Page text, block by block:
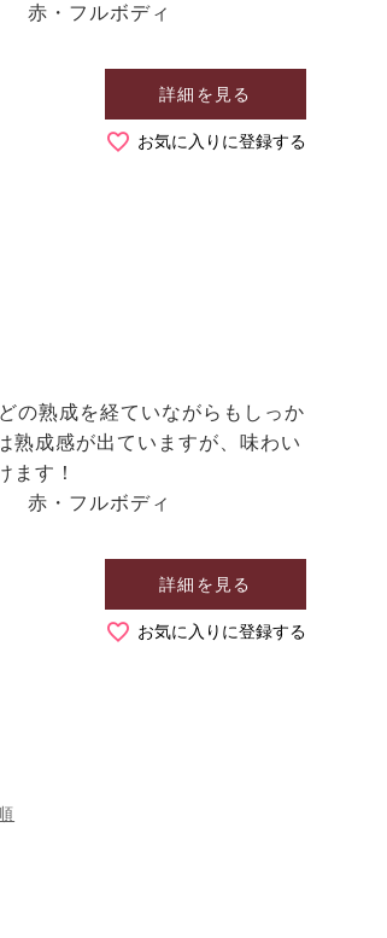
赤・フルボディ
詳細を見る
お気に入りに登録する
の熟成を経ていながらもしっか
熟成感が出ていますが、味わい
ます！
赤・フルボディ
詳細を見る
お気に入りに登録する